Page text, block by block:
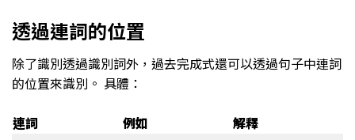
透過連詞的位置
除了識別透過識別詞外，過去完成式還可以透過句子中連詞
的位置來識別。 具體：
連詞 例如
解釋